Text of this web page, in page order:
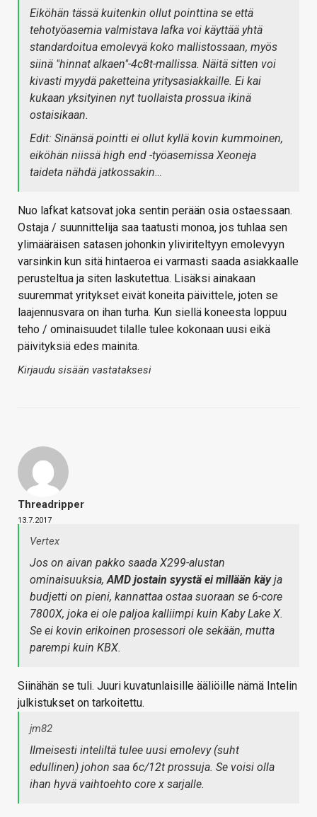
Eiköhän tässä kuitenkin ollut pointtina se että
tehotyöasemia valmistava lafka voi käyttää yhtä
standardoitua emolevyä koko mallistossaan, myös
siinä "hinnat alkaen"-4c8t-mallissa. Näitä sitten voi
kivasti myydä paketteina yritysasiakkaille. Ei kai
kukaan yksityinen nyt tuollaista prossua ikinä
ostaisikaan.
Edit: Sinänsä pointti ei ollut kyllä kovin kummoinen,
eiköhän niissä high end -työasemissa Xeoneja
taideta nähdä jatkossakin…
Nuo lafkat katsovat joka sentin perään osia ostaessaan.
Ostaja / suunnittelija saa taatusti monoa, jos tuhlaa sen
ylimääräisen satasen johonkin yliviriteltyyn emolevyyn
varsinkin kun sitä hintaeroa ei varmasti saada asiakkaalle
perusteltua ja siten laskutettua. Lisäksi ainakaan
suuremmat yritykset eivät koneita päivittele, joten se
laajennusvara on ihan turha. Kun siellä koneesta loppuu
teho / ominaisuudet tilalle tulee kokonaan uusi eikä
päivityksiä edes mainita.
Kirjaudu sisään vastataksesi
Threadripper
13.7.2017
Vertex
Jos on aivan pakko saada X299-alustan
ominaisuuksia, AMD jostain syystä ei millään käyja
budjetti on pieni, kannattaa ostaa suoraan se 6-core
7800X, joka ei ole paljoa kalliimpi kuin Kaby Lake X.
Se ei kovin erikoinen prosessori ole sekään, mutta
parempi kuin KBX.
Siinähän se tuli. Juuri kuvatunlaisille ääliöille nämä Intelin
julkistukset on tarkoitettu.
jm82
Ilmeisesti inteliltä tulee uusi emolevy (suht
edullinen) johon saa 6c/12t prossuja. Se voisi olla
ihan hyvä vaihtoehto core x sarjalle.